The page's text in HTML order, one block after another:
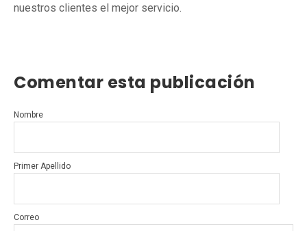
nuestros clientes el mejor servicio.
Comentar esta publicación
Nombre
Primer Apellido
Correo